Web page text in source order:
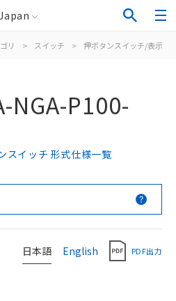
リ > スイッチ > 押ボタンスイッチ/表示灯
NGA-P100-
スイッチ 形式仕様一覧
日本語 English PDF出力